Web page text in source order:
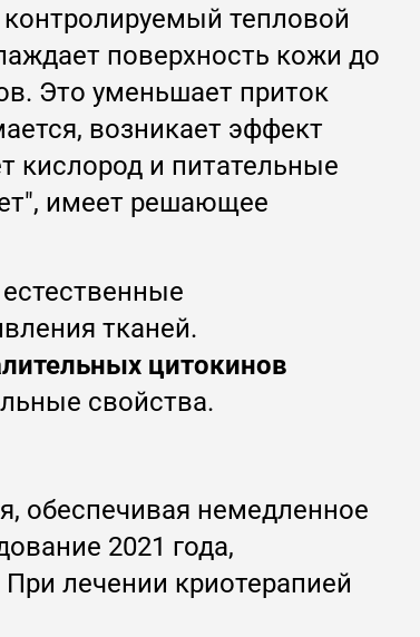
тепловой
поверхность кожи до
Это уменьшает приток
возникает эффект
кислород и питательные
имеет решающее
тканей.
цитокинов
свойства.
обеспечивая немедленное
2021 года,
При лечении криотерапией